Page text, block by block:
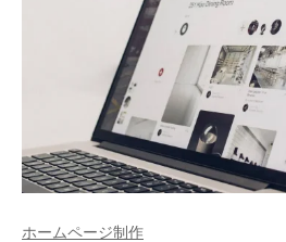
ホームページ制作